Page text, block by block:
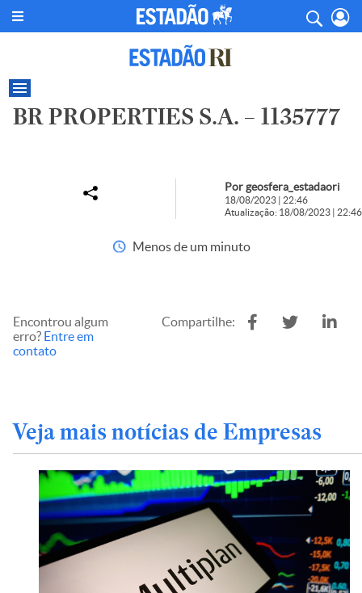
BR PROPERTIES S.A. – 1135777
Por geosfera_estadaori
18/08/2023 | 22:46
Atualização: 18/08/2023 | 22:46
Menos de um minuto
Encontrou algum
erro? Entre em
contato
Compartilhe:
Veja mais notícias de Empresas